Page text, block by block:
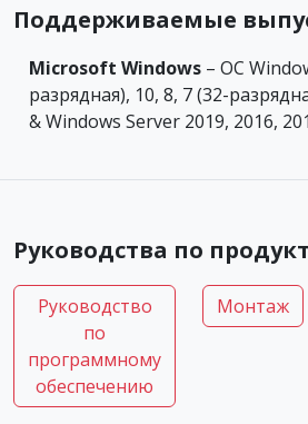
Поддерживаемые
Microsoft Windows – ОС
разрядная), 10, 8, 7 (32-
& Windows Server 2019, 2016,
Руководства по
Руководство
по
программному
обеспечению
Монтаж